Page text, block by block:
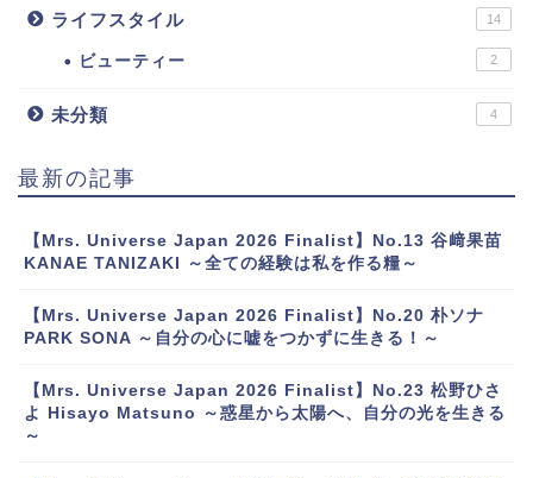
ライフスタイル 14
ビューティー 2
未分類 4
最新の記事
【Mrs. Universe Japan 2026 Finalist】No.13 谷﨑果苗
KANAE TANIZAKI ～全ての経験は私を作る糧～
【Mrs. Universe Japan 2026 Finalist】No.20 朴ソナ
PARK SONA ～自分の心に嘘をつかずに生きる！～
【Mrs. Universe Japan 2026 Finalist】No.23 松野ひさ
よ Hisayo Matsuno ～惑星から太陽へ、自分の光を生きる
～